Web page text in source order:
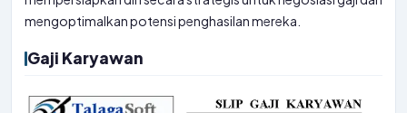
mengoptimalkan potensi penghasilan mereka.
Gaji Karyawan